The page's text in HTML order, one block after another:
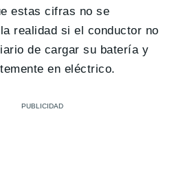
estas cifras no se
realidad si el conductor no
de cargar su batería y
en eléctrico.